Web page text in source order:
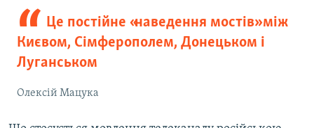
Це постійне «наведення мостів» між
Києвом, Сімферополем, Донецьком і
Луганськом
Олексій Мацука